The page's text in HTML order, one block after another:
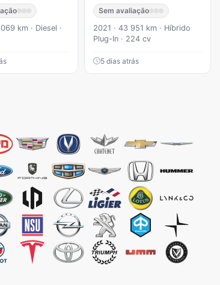
km · Diesel ·
Sem avaliação
2021 · 43 951 km · Híbrido
Plug-In · 224 cv
5 dias atrás